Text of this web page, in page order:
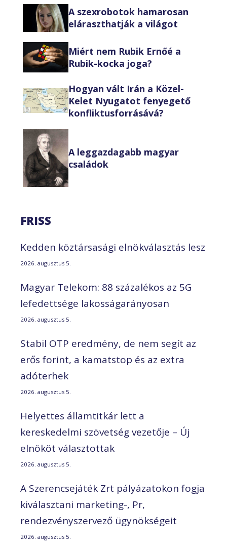
A szexrobotok hamarosan
eláraszthatják a világot
Miért nem Rubik Ernőé a
Rubik-kocka joga?
Hogyan vált Irán a Közel-
Kelet Nyugatot fenyegető
konfliktusforrásává?
A leggazdagabb magyar
családok
FRISS
Kedden köztársasági elnökválasztás lesz
2026. augusztus 5.
Magyar Telekom: 88 százalékos az 5G
lefedettsége lakosságarányosan
2026. augusztus 5.
Stabil OTP eredmény, de nem segít az
erős forint, a kamatstop és az extra
adóterhek
2026. augusztus 5.
Helyettes államtitkár lett a
kereskedelmi szövetség vezetője – Új
elnököt választottak
2026. augusztus 5.
A Szerencsejáték Zrt pályázatokon fogja
kiválasztani marketing-, Pr,
rendezvényszervező ügynökségeit
2026. augusztus 5.